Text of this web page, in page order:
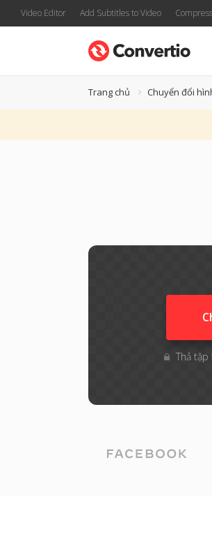
Video Editor Add Subtitles to Video
Trang chủ Chuyển đổi
Thả tập